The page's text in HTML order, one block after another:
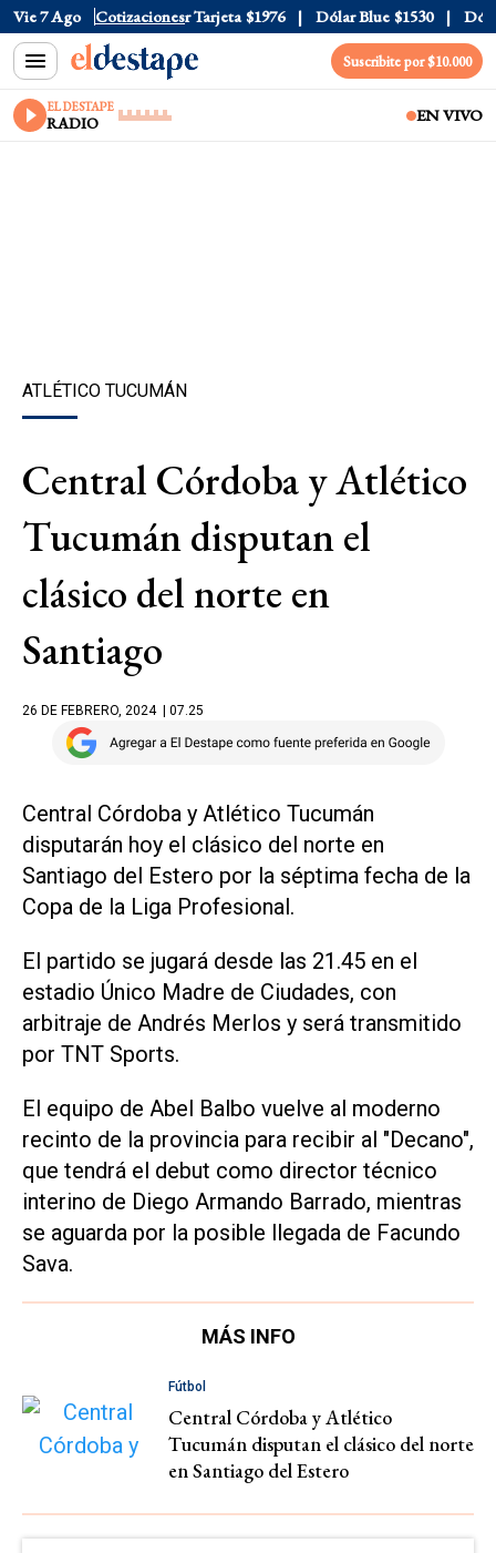
Vie 7 Ago Cotizaciones
Oficial $1520 Dólar Tarjeta $1976 Dólar Blue $1530 Dólar
Suscribite por $10.000
EL DESTAPE
RADIO EN VIVO
ATLÉTICO TUCUMÁN
Central Córdoba y Atlético
Tucumán disputan el
clásico del norte en
Santiago
26 DE FEBRERO, 2024 | 07.25
Central Córdoba y Atlético Tucumán
disputarán hoy el clásico del norte en
Santiago del Estero por la séptima fecha de la
Copa de la Liga Profesional.
El partido se jugará desde las 21.45 en el
estadio Único Madre de Ciudades, con
arbitraje de Andrés Merlos y será transmitido
por TNT Sports.
El equipo de Abel Balbo vuelve al moderno
recinto de la provincia para recibir al "Decano",
que tendrá el debut como director técnico
interino de Diego Armando Barrado, mientras
se aguarda por la posible llegada de Facundo
Sava.
MÁS INFO
Fútbol
Central Córdoba y Atlético
Tucumán disputan el clásico del norte
en Santiago del Estero